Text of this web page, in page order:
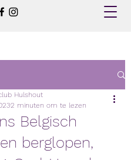
Belgisch
berglopen,
Hulshout
2 minuten om te lezen